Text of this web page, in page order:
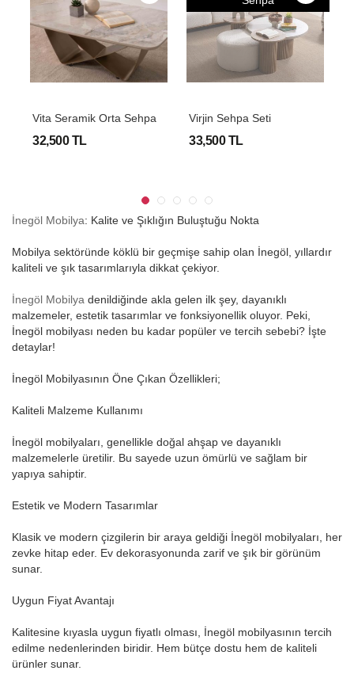
Vita Seramik Orta Sehpa
32,500 TL
Virjin Sehpa Seti
33,500 TL
İnegöl Mobilya: Kalite ve Şıklığın Buluştuğu Nokta
Mobilya sektöründe köklü bir geçmişe sahip olan İnegöl, yıllardır
kaliteli ve şık tasarımlarıyla dikkat çekiyor.
İnegöl Mobilya denildiğinde akla gelen ilk şey, dayanıklı
malzemeler, estetik tasarımlar ve fonksiyonellik oluyor. Peki,
İnegöl mobilyası neden bu kadar popüler ve tercih sebebi? İşte
detaylar!
İnegöl Mobilyasının Öne Çıkan Özellikleri;
Kaliteli Malzeme Kullanımı
İnegöl mobilyaları, genellikle doğal ahşap ve dayanıklı
malzemelerle üretilir. Bu sayede uzun ömürlü ve sağlam bir
yapıya sahiptir.
Estetik ve Modern Tasarımlar
Klasik ve modern çizgilerin bir araya geldiği İnegöl mobilyaları, her
zevke hitap eder. Ev dekorasyonunda zarif ve şık bir görünüm
sunar.
Uygun Fiyat Avantajı
Kalitesine kıyasla uygun fiyatlı olması, İnegöl mobilyasının tercih
edilme nedenlerinden biridir. Hem bütçe dostu hem de kaliteli
ürünler sunar.